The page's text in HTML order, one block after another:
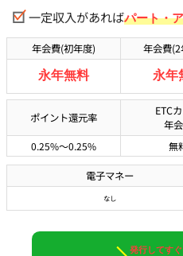
一定収入があればパート・
年会費(初年度) 年会費(2
永年無料 永年
ポイント還元率
ETC
年
0.25%～0.25% 無
電子マネー
なし
発行してす